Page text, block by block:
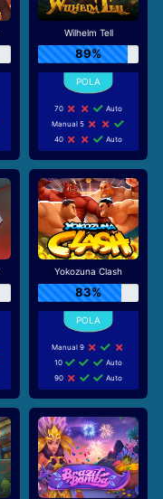
Wilhelm Tell
89%
70
Auto
Manual 5
40
Auto
Yokozuna Clash
83%
Manual 9
10
Auto
90
Auto